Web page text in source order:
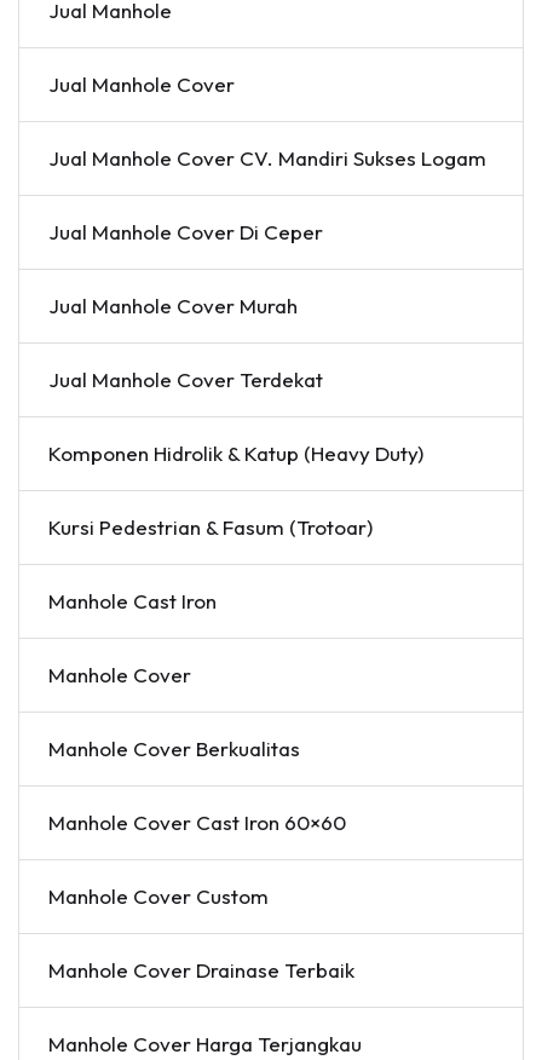
Jual Manhole
Jual Manhole Cover
Jual Manhole Cover CV. Mandiri Sukses Logam
Jual Manhole Cover Di Ceper
Jual Manhole Cover Murah
Jual Manhole Cover Terdekat
Komponen Hidrolik & Katup (Heavy Duty)
Kursi Pedestrian & Fasum (Trotoar)
Manhole Cast Iron
Manhole Cover
Manhole Cover Berkualitas
Manhole Cover Cast Iron 60×60
Manhole Cover Custom
Manhole Cover Drainase Terbaik
Manhole Cover Harga Terjangkau